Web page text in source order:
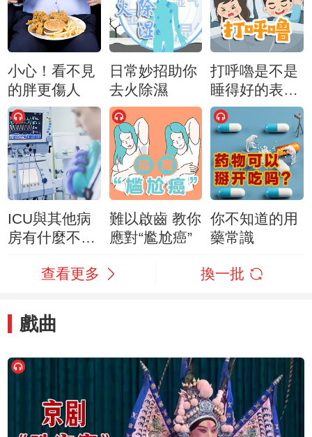
小心！看不見
的胖更傷人
日常妙招助你
去火除濕
打呼嚕是不是
睡得好的表
現？
ICU與其他病
房有什麼不
難以啟齒 教你
應對“尷尬癌”
你不知道的用
藥常識
查看更多 換一批
戲曲